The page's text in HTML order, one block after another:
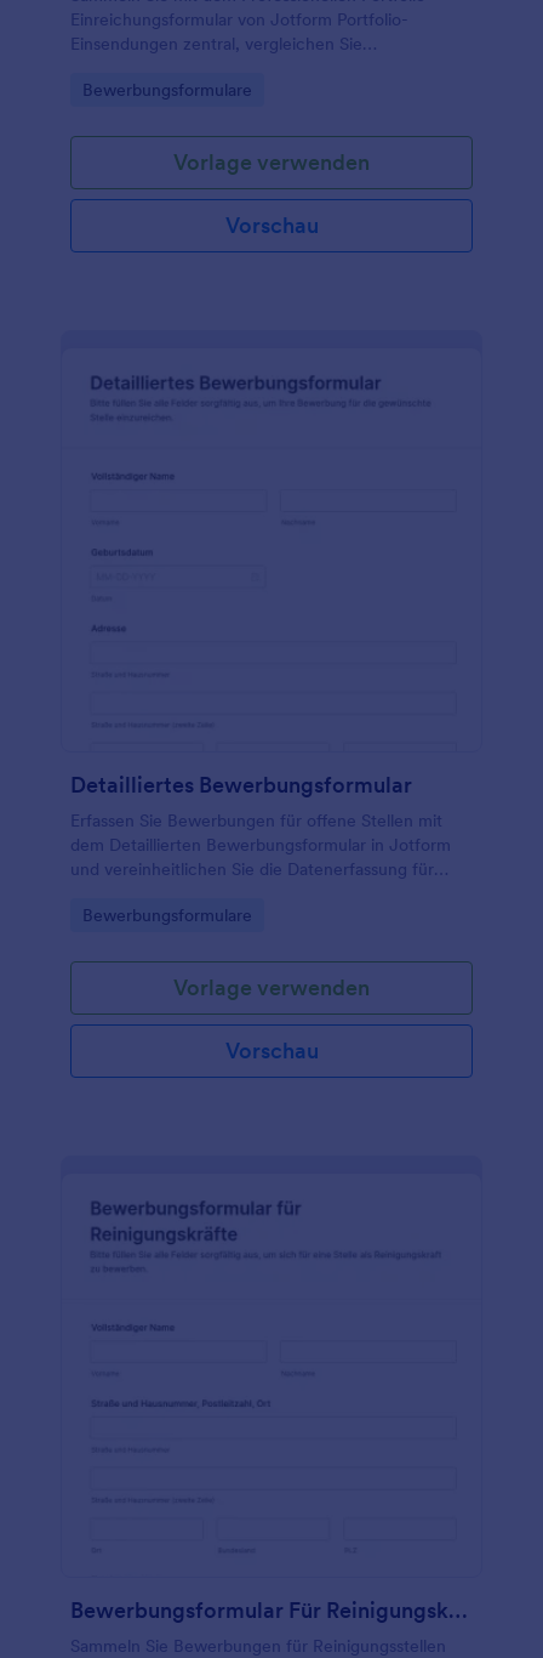
Einreichungsformular von Jotform Portfolio-
Einsendungen zentral, vergleichen Sie
Teams in Agenturen, Unternehmen oder
Go to Category:
Bewerbungsformulare
Vorlage verwenden
Vorschau
Detailliertes Bewerbungsformular
Erfassen Sie Bewerbungen für offene Stellen mit
dem Detaillierten Bewerbungsformular in Jotform
und vereinheitlichen Sie die Datenerfassung für
Unternehmen über einen einfachen Online-Prozess.
Go to Category:
Bewerbungsformulare
Vorlage verwenden
Vorschau
Bewerbungsformular Für Reinigungskräfte
Sammeln Sie Bewerbungen für Reinigungsstellen